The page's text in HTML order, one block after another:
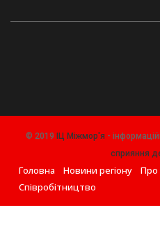
© 2019 ІЦ Міжмор'я -
сприяння
Головна Новини регіону Про
Співробітництво